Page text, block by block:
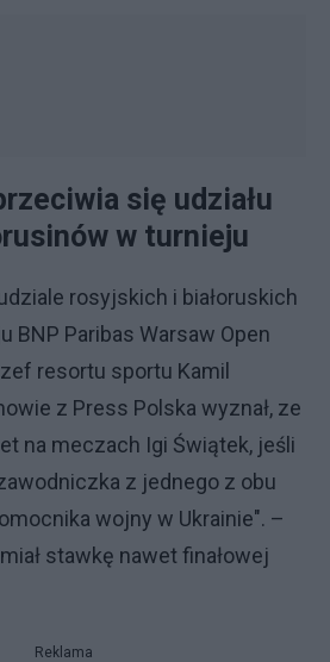
się udziału
w turnieju
rosyjskich i białoruskich
BNP Paribas Warsaw Open
resortu sportu Kamil
z Press Polska wyznał, ze
na meczach Igi Świątek, jeśli
z jednego z obu
wojny w Ukrainie". –
stawkę nawet finałowej
Reklama